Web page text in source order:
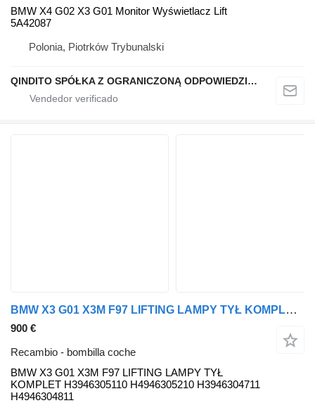
BMW X4 G02 X3 G01 Monitor Wyświetlacz Lift
5A42087
Polonia, Piotrków Trybunalski
QINDITO SPÓŁKA Z OGRANICZONĄ ODPOWIEDZIALNOŚCIĄ
BMW X3 G01 X3M F97 LIFTING LAMPY TYŁ KOMPLET H3946305110 H4946305210 BMW bombilla coche para BMW BMW X3 G01 X3M F97 LIFTING LAMPY TYŁ KOMPLET H3946305110 H4946305210 H3946304711 H4946304811 coche
900 €
Recambio - bombilla coche
BMW X3 G01 X3M F97 LIFTING LAMPY TYŁ
KOMPLET H3946305110 H4946305210 H3946304711
H4946304811